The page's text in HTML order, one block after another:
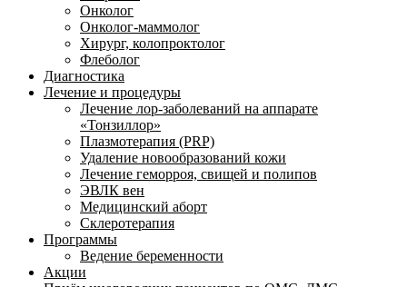
Онколог
Онколог-маммолог
Хирург, колопроктолог
Флеболог
Диагностика
Лечение и процедуры
Лечение лор-заболеваний на аппарате
«Тонзиллор»
Плазмотерапия (PRP)
Удаление новообразований кожи
Лечение геморроя, свищей и полипов
ЭВЛК вен
Медицинский аборт
Склеротерапия
Программы
Ведение беременности
Акции